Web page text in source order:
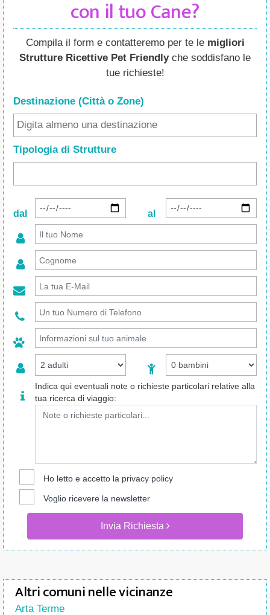
con il tuo Cane?
Compila il form e contatteremo per te le migliori
Strutture Ricettive Pet Friendlyche soddisfano le
tue richieste!
Destinazione (Città o Zone)
Tipologia di Strutture
dal al
Indica qui eventuali note o richieste particolari relative alla
tua ricerca di viaggio:
Ho letto e accetto la privacy policy
Voglio ricevere la newsletter
Invia Richiesta
Altri comuni nelle vicinanze
Arta Terme